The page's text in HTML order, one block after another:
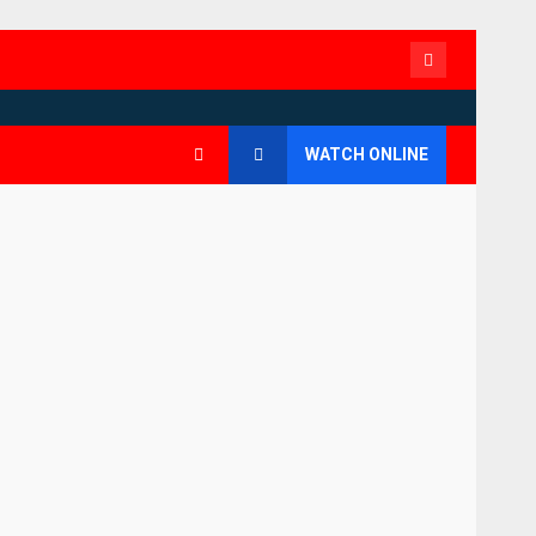
Contact
WATCH ONLINE